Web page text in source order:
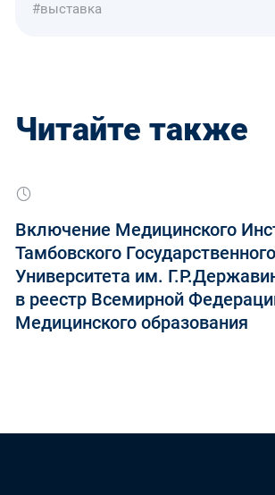
#выставка
Читайте также
Включение Медицинского
Тамбовского Государственного
Университета им.
в реестр Всемирной
Медицинского образования